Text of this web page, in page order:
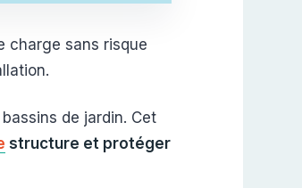
charge sans risque
de jardin. Cet
structure et protéger